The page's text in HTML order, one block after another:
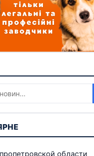
области